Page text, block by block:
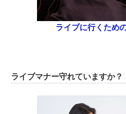
ライブに行くため
ライブマナー守れていますか？